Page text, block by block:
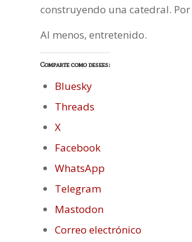
construyendo una catedral.
Al menos, entretenido.
Comparte como desees:
Bluesky
Threads
X
Facebook
WhatsApp
Telegram
Mastodon
Correo electrónico